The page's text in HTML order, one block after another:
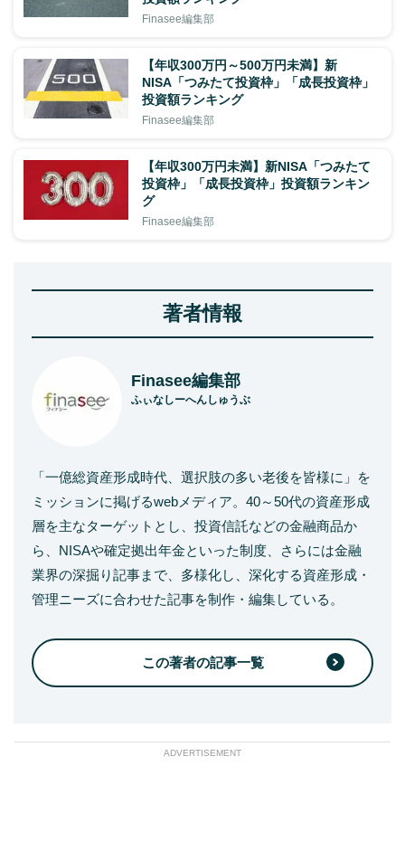
Finasee編集部
【年収300万円～500万円未満】新
NISA「つみたて投資枠」「成長投資枠」
投資額ランキング
Finasee編集部
【年収300万円未満】新NISA「つみたて
投資枠」「成長投資枠」投資額ランキン
グ
Finasee編集部
著者情報
Finasee編集部
ふぃなしーへんしゅうぶ
「一億総資産形成時代、選択肢の多い老後を皆様に」を
ミッションに掲げるwebメディア。40～50代の資産形成
層を主なターゲットとし、投資信託などの金融商品か
ら、NISAや確定拠出年金といった制度、さらには金融
業界の深掘り記事まで、多様化し、深化する資産形成・
管理ニーズに合わせた記事を制作・編集している。
この著者の記事一覧
ADVERTISEMENT